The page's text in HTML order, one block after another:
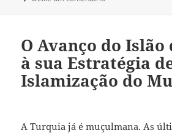
O Avanço do Islão
à sua Estratégia
Islamização do
A Turquia já é muçulmana. As